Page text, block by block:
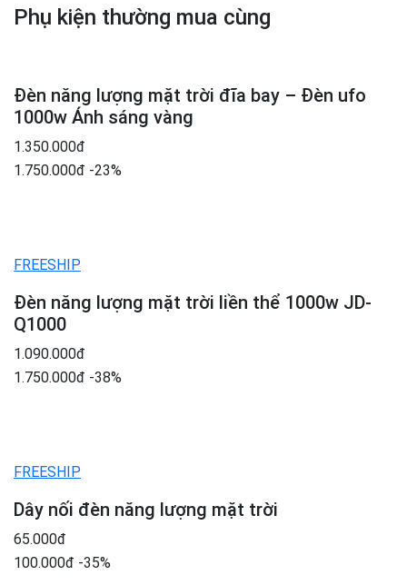
Phụ kiện thường mua cùng
Đèn năng lượng mặt trời đĩa bay – Đèn ufo
1000w Ánh sáng vàng
1.350.000đ
1.750.000đ -23%
FREESHIP
Đèn năng lượng mặt trời liền thể 1000w JD-
Q1000
1.090.000đ
1.750.000đ -38%
FREESHIP
Dây nối đèn năng lượng mặt trời
65.000đ
100.000đ -35%